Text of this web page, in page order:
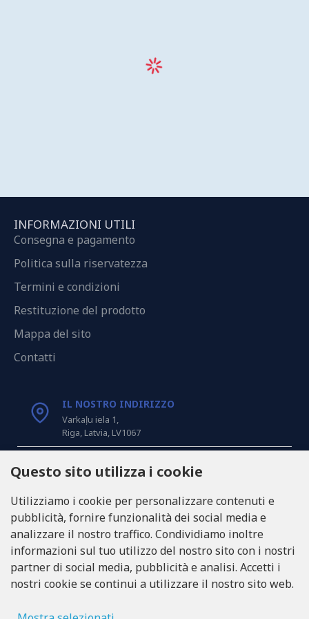
INFORMAZIONI UTILI
Consegna e pagamento
Politica sulla riservatezza
Termini e condizioni
Restituzione del prodotto
Mappa del sito
Contatti
IL NOSTRO INDIRIZZO
Varkaļu iela 1,
Riga, Latvia, LV1067
CHIAMACI
INFO@LUKONS.COM
DETTAGLI DELLA COMPAGNIA
RITONE SIA
Partita IVA LV40103717618
Questo sito utilizza i cookie
Utilizziamo i cookie per personalizzare contenuti e
pubblicità, fornire funzionalità dei social media e
analizzare il nostro traffico. Condividiamo inoltre
informazioni sul tuo utilizzo del nostro sito con i nostri
partner di social media, pubblicità e analisi. Accetti i
nostri cookie se continui a utilizzare il nostro sito web.